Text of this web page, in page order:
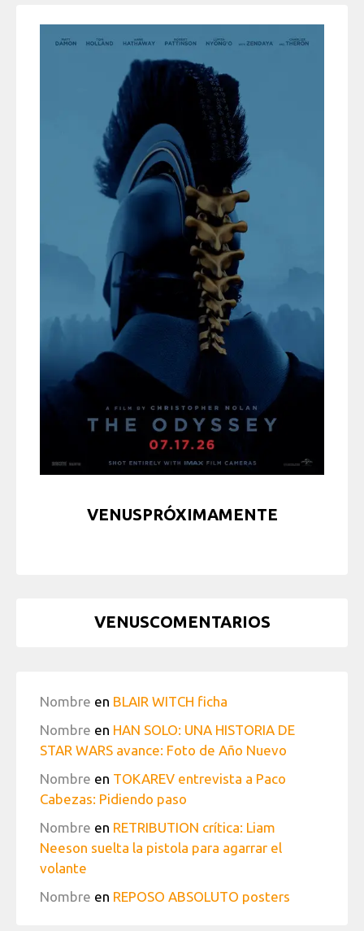
VENUSPRÓXIMAMENTE
VENUSCOMENTARIOS
Nombre en BLAIR WITCH ficha
Nombre en HAN SOLO: UNA HISTORIA DE
STAR WARS avance: Foto de Año Nuevo
Nombre en TOKAREV entrevista a Paco
Cabezas: Pidiendo paso
Nombre en RETRIBUTION crítica: Liam
Neeson suelta la pistola para agarrar el
volante
Nombre en REPOSO ABSOLUTO posters